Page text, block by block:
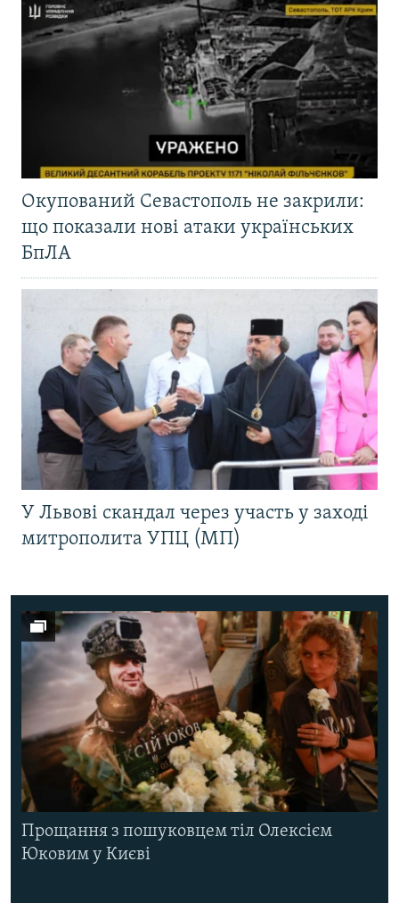
Окупований Севастополь не закрили:
що показали нові атаки українських
БпЛА
У Львові скандал через участь у заході
митрополита УПЦ (МП)
Прощання з пошуковцем тіл Олексієм
Юковим у Києві